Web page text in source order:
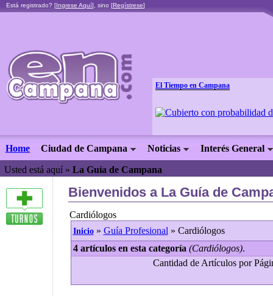
Está registrado? [Ingrese Aquí], sino [Regístrese]
El Tiempo en Campana
Home Ciudad de Campana Noticias Interés General
Usted está aquí » La Guía de Campana
Bienvenidos a La Guía de
Cardiólogos
Inicio» Guía Profesional » Cardiólogos
4 artículos en esta categoría (Cardiólogos).
Cantidad de Artículos por